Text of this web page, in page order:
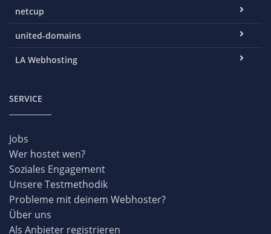
netcup
united-domains
LA Webhosting
SERVICE
Jobs
Wer hostet wen?
Soziales Engagement
Unsere Testmethodik
Probleme mit deinem Webhoster?
Über uns
Als Anbieter registrieren